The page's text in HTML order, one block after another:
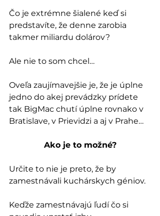
Čo je extrémne šialené keď si
predstavíte, že denne zarobia
takmer miliardu dolárov?
Ale nie to som chcel…
Oveľa zaujímavejšie je, že je úplne
jedno do akej prevádzky prídete
tak BigMac chutí úplne rovnako v
Bratislave, v Prievidzi a aj v Prahe…
Ako je to možné?
Určite to nie je preto, že by
zamestnávali kuchárskych géniov.
Keďže zamestnávajú ľudí čo si